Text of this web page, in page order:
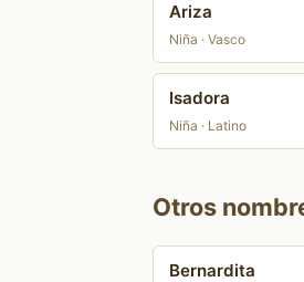
Ariza
Niña · Vasco
Isadora
Niña · Latino
Otros
Bernardita